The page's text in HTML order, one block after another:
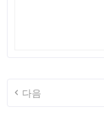
다음